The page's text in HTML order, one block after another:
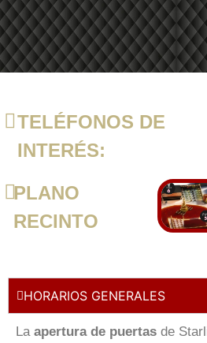
TELÉFONOS DE
INTERÉS:
PLANO
RECINTO
HORARIOS GENERALES
La apertura de puertas de